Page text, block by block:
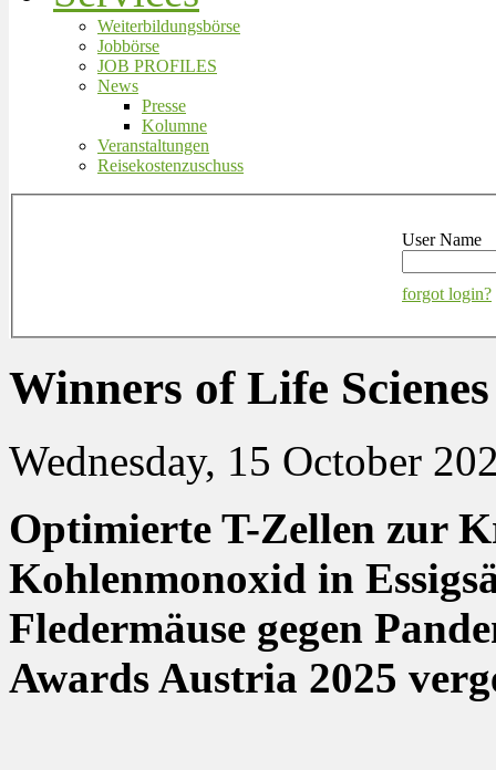
Weiterbildungsbörse
Jobbörse
JOB PROFILES
News
Presse
Kolumne
Veranstaltungen
Reisekostenzuschuss
User Name
forgot login?
Winners of Life
Wednesday, 15 October
Optimierte T-Zellen zur
Kohlenmonoxid in
Fledermäuse gegen
Awards Austria 2025